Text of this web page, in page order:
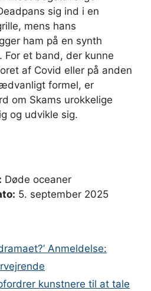
sig ind i en
mens hans
ham på en synth
For et band, der kunne
af Covid eller på anden
formel, er
om Skams urokkelige
og udvikle sig.
Døde oceaner
5. september 2025
Anmeldelse:
kunstnere til at tale